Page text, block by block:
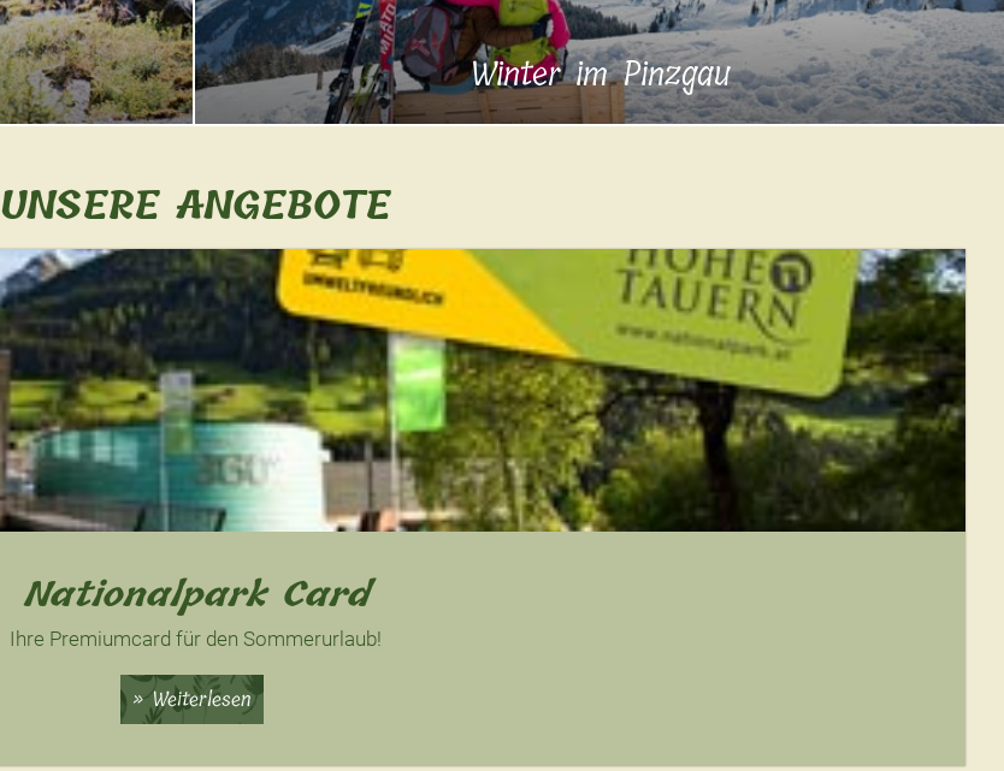
Winter im Pinzgau
UNSERE ANGEBOTE
Nationalpark Card
Ihre Premiumcard für den Sommerurlaub!
Weiterlesen